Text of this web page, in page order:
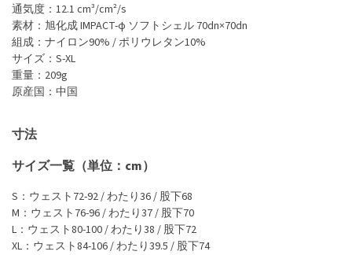
通気度：12.1 cm³/cm²/s
素材：旭化成 IMPACT-φ ソフトシェル 70dn×70dn
組成：ナイロン90% / ポリウレタン10%
サイズ：S-XL
重量：209g
原産国：中国
寸法
サイズ一覧（単位：cm）
S：ウェスト72-92 / わたり36 / 股下68
M：ウェスト76-96 / わたり37 / 股下70
L：ウェスト80-100 / わたり38 / 股下72
XL：ウェスト84-106 / わたり39.5 / 股下74